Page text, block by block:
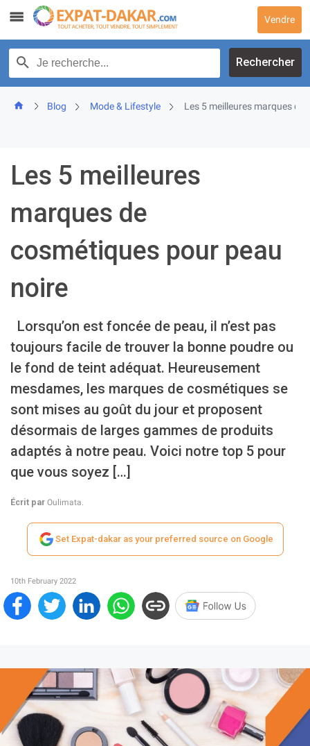
content
Vendre
Recherche par texte
Rechercher
Blog Mode & Lifestyle Les 5 meilleures marques
Les 5 meilleures
marques de
cosmétiques pour peau
noire
Lorsqu’on est foncée de peau, il n’est pas
toujours facile de trouver la bonne poudre ou
le fond de teint adéquat. Heureusement
mesdames, les marques de cosmétiques se
sont mises au goût du jour et proposent
désormais de larges gammes de produits
adaptés à notre peau. Voici notre top 5 pour
que vous soyez […]
Écrit par Oulimata.
Set Expat-dakar as your preferred source on Google
10th February 2022